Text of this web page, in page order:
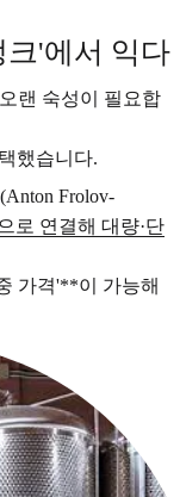
크'에서 익다
랜 숙성이 필요합
했습니다.
Frolov-
로 연결해 대량·단
가격'**이 가능해